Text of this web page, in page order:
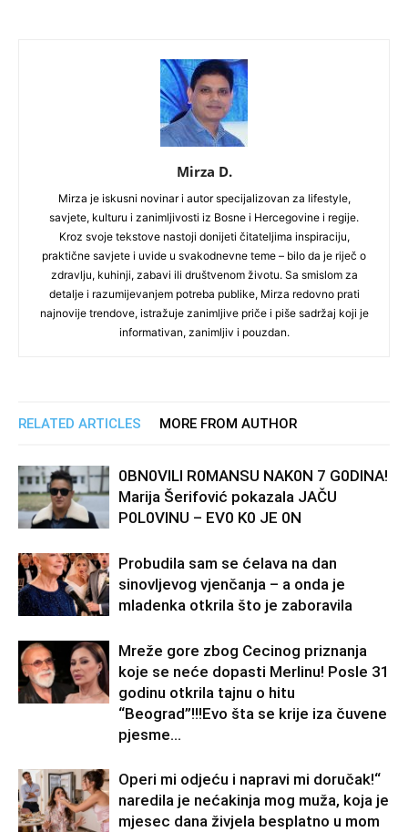
Mirza D.
Mirza je iskusni novinar i autor specijalizovan za lifestyle,
savjete, kulturu i zanimljivosti iz Bosne i Hercegovine i regije.
Kroz svoje tekstove nastoji donijeti čitateljima inspiraciju,
praktične savjete i uvide u svakodnevne teme – bilo da je riječ o
zdravlju, kuhinji, zabavi ili društvenom životu. Sa smislom za
detalje i razumijevanjem potreba publike, Mirza redovno prati
najnovije trendove, istražuje zanimljive priče i piše sadržaj koji je
informativan, zanimljiv i pouzdan.
RELATED ARTICLES MORE FROM AUTHOR
0BN0VlLl R0MANSU NAK0N 7 G0DlNA!
Marija Šerifović pokazala JAČU
P0L0VINU – EV0 K0 JE 0N
Probudila sam se ćelava na dan
sinovljevog vjenčanja – a onda je
mladenka otkrila što je zaboravila
Mreže gore zbog Cecinog priznanja
koje se neće dopasti Merlinu! Posle 31
godinu otkrila tajnu o hitu
“Beograd”!!!Evo šta se krije iza čuvene
pjesme...
Operi mi odjeću i napravi mi doručak!“
naredila je nećakinja mog muža, koja je
mjesec dana živjela besplatno u mom